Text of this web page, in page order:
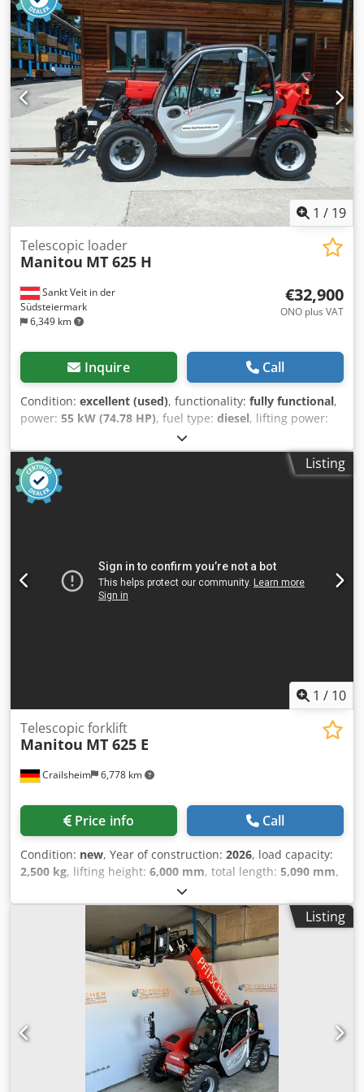
6,550 kg, total length:4,679 mm, drive type:Diesel,
construction width:1,990 mm, Telescopic forklift, rigid
frame Dcsdpfx Apey Scfgemok Load center: 500 Mast type:
Telescopic Transmission: Hydrostatic Speed class: 20
Condition: New Technical condition: New Front tire type:
Pneumatic Front tire size: 380/75 R 20 Front tire condition:
80 - 100% Rear tire type: Pneumatic Rear tire size: 380/75 R
20 Rear tire condition: 80 - 100% 3. Valve
1 / 19
Sankt Veit in der
Südsteiermark
6,349 km
Telescopic loader
Manitou MT 625 H
€32,900
ONO plus VAT
Inquire Call
Condition: excellent (used), functionality: fully functional,
power: 55 kW (74.78 HP), fuel type: diesel, lifting power:
5,800 mm
2015, operating hours:5,060 h, Equipment:additional
headlights, all wheel drive, cabin, pallet forks, trailer
coupling
manufacture: 2015 According to the meter, 5,060 hours 2.5
Includes forks - Mechanical quick coupler - Additional
circuit up to the fork carriage - Enclosed cab with heating -
Lighting system with turn signals - All-wheel drive - 3
additional charge! Affordable delivery also possible!
Listing
1 / 10
Crailsheim 6,778 km
Telescopic forklift
Manitou MT 625 E
Price info Call
Condition: new, Year of construction: 2026, load capacity:
2,500 kg, lifting height: 6,000 mm, total length: 5,090 mm,
Kapazität Ausbrechkraft mit Schaufel 3770 daN Gewicht
und Reifengröße Aufwärtsneigewinkel 12 °
Abwärtsneigewinkel 117 ° Wenderadius (über Räder) 3.31
m Bereifung Aufblasbar Reifenmodelle CAMSO SKS532 12-
16.5 Leistung Heben 11.10 s Senken 8 s Teleskop
ausfahren 7.70 s Teleskop Einfahren 7.40 s Ankippen 4.45
s Auskippen 4.30 s Motor Max. Drehmoment 200 Nm
Zugkraft 2090 daN Motor/Batterie Nennleistung des
Elektromotors 40 kW Hydraulische-Motorleistung 30 kW
Batterietechnologie Lithium-ion Batteriekapazität 348 Ah
Batterieenergie 35 kWh Ladegerät Leistung / Phase /
Stromtyp 3 kW / Single-phase / AC Elektrischer Schaltkreis
Listing